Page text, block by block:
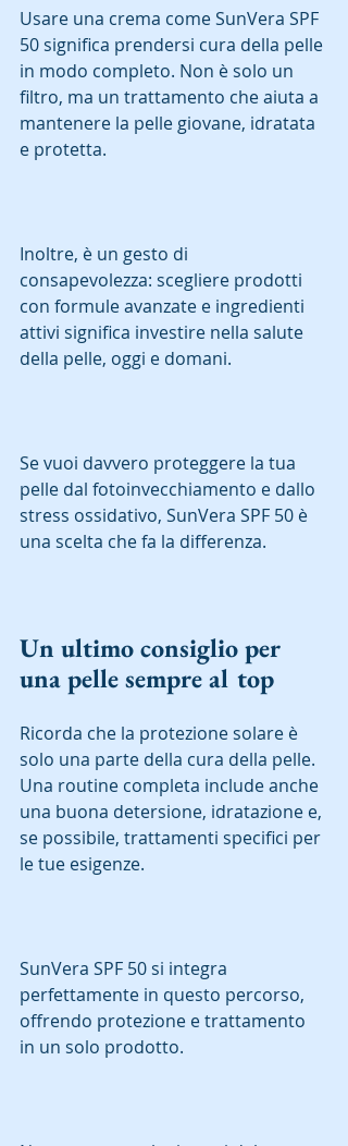
Usare una crema come SunVera SPF
50 significa prendersi cura della pelle
in modo completo. Non è solo un
filtro, ma un trattamento che aiuta a
mantenere la pelle giovane, idratata
e protetta.
Inoltre, è un gesto di
consapevolezza: scegliere prodotti
con formule avanzate e ingredienti
attivi significa investire nella salute
della pelle, oggi e domani.
Se vuoi davvero proteggere la tua
pelle dal fotoinvecchiamento e dallo
stress ossidativo, SunVera SPF 50 è
una scelta che fa la differenza.
Un ultimo consiglio per
una pelle sempre al top
Ricorda che la protezione solare è
solo una parte della cura della pelle.
Una routine completa include anche
una buona detersione, idratazione e,
se possibile, trattamenti specifici per
le tue esigenze.
SunVera SPF 50 si integra
perfettamente in questo percorso,
offrendo protezione e trattamento
in un solo prodotto.